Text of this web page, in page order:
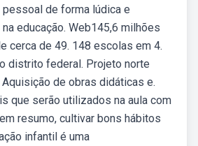
de forma lúdica e
educação. Web145,6 milhões
cerca de 49. 148 escolas em 4.
distrito federal. Projeto norte
de obras didáticas e.
que serão utilizados na aula com
resumo, cultivar bons hábitos
infantil é uma